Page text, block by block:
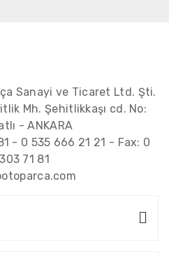
Sanayi ve Ticaret Ltd. Şti.
Mh. Şehitlikkaşı cd. No:
- ANKARA
- 0 535 666 21 21 - Fax: 0
71 81